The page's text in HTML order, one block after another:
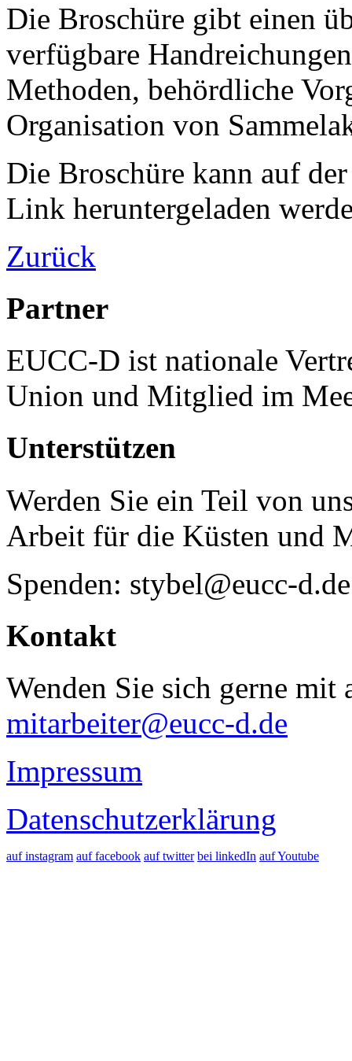
Die Broschüre gibt einen
verfügbare
Methoden, behördliche
Organisation von
Die Broschüre kann auf
Link heruntergeladen
Zurück
Partner
EUCC-D ist nationale
Union und Mitglied im
Unterstützen
Werden Sie ein Teil von
Arbeit für die Küsten und
Spenden: stybel@eucc-d.de
Kontakt
Wenden Sie sich gerne mit
mitarbeiter@eucc-d.de
Impressum
Datenschutzerklärung
auf instagram auf facebook auf twitter bei linkedIn auf Youtube